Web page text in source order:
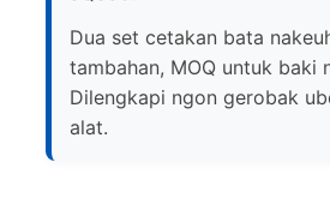
Dua set cetakan bata
tambahan, MOQ untuk baki
Dilengkapi ngon gerobak
alat.